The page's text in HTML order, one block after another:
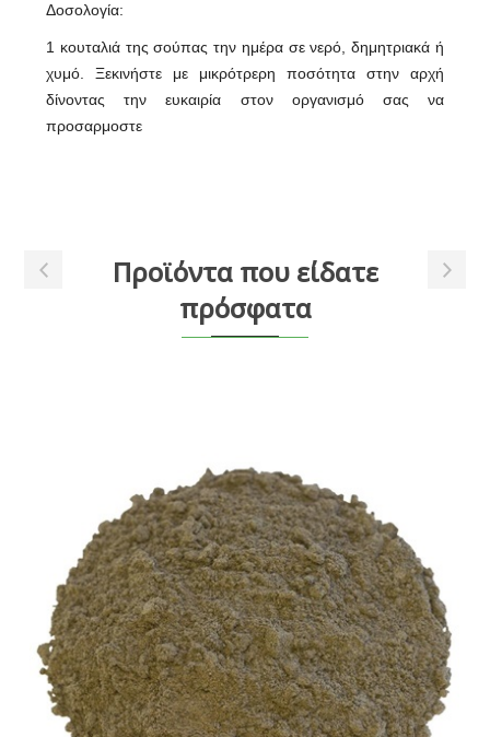
Δοσολογία:
1 κουταλιά της σούπας την ημέρα σε νερό, δημητριακά ή
χυμό. Ξεκινήστε με μικρότρερη ποσότητα στην αρχή
δίνοντας την ευκαιρία στον οργανισμό σας να
προσαρμοστε
Προϊόντα που είδατε
πρόσφατα